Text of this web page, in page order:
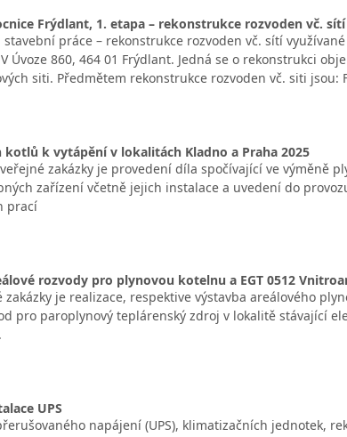
Frýdlant, 1. etapa – rekonstrukce rozvoden vč.
stavební práce – rekonstrukce rozvoden vč. sítí
Úvoze 860, 464 01 Frýdlant. Jedná se o rekonstrukci
siti. Předmětem rekonstrukce rozvoden vč. siti jsou:
kotlů k vytápění v lokalitách Kladno a Praha 2025
zakázky je provedení díla spočívající ve výměně
zařízení včetně jejich instalace a uvedení do
prací
rozvody pro plynovou kotelnu a EGT 0512
je realizace, respektive výstavba areálového
pro paroplynový teplárenský zdroj v lokalitě stávající
UPS
napájení (UPS), klimatizačních jednotek,